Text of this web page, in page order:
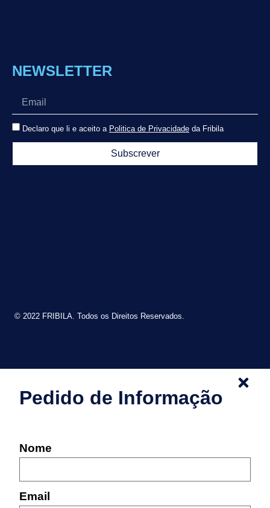
NEWSLETTER
Declaro que li e aceito a Politica de Privacidade da Fribila
Subscrever
© 2022 FRIBILA. Todos os Direitos Reservados.
Pedido de Informação
Nome
Email